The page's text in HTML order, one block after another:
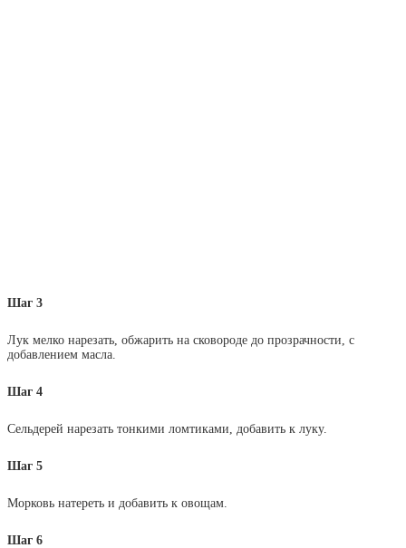
Шаг 3
Лук мелко нарезать, обжарить на сковороде до прозрачности, с
добавлением масла.
Шаг 4
Сельдерей нарезать тонкими ломтиками, добавить к луку.
Шаг 5
Морковь натереть и добавить к овощам.
Шаг 6